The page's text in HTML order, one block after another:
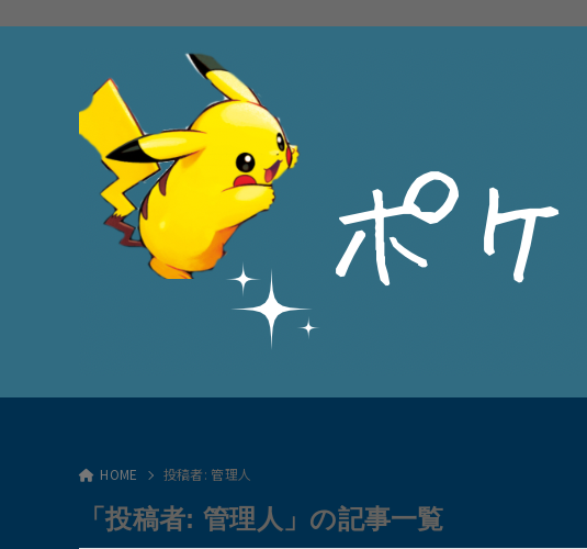
HOME 投稿者: 管理人
「投稿者: 管理人」の記事一覧